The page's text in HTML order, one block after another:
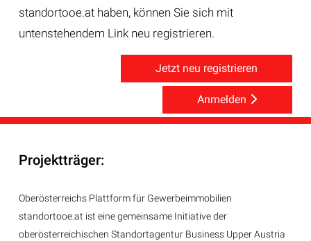
standortooe.at haben, können Sie sich mit
untenstehendem Link neu registrieren.
Jetzt neu registrieren
Anmelden
Projektträger:
Oberösterreichs Plattform für Gewerbeimmobilien
standortooe.at ist eine gemeinsame Initiative der
oberösterreichischen Standortagentur Business Upper Austria